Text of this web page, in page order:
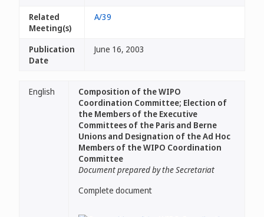
Related
Meeting(s)
A/39
Publication
Date
June 16, 2003
English
Composition of the WIPO
Coordination Committee; Election of
the Members of the Executive
Committees of the Paris and Berne
Unions and Designation of the Ad Hoc
Members of the WIPO Coordination
Committee
Document prepared by the Secretariat
Complete document